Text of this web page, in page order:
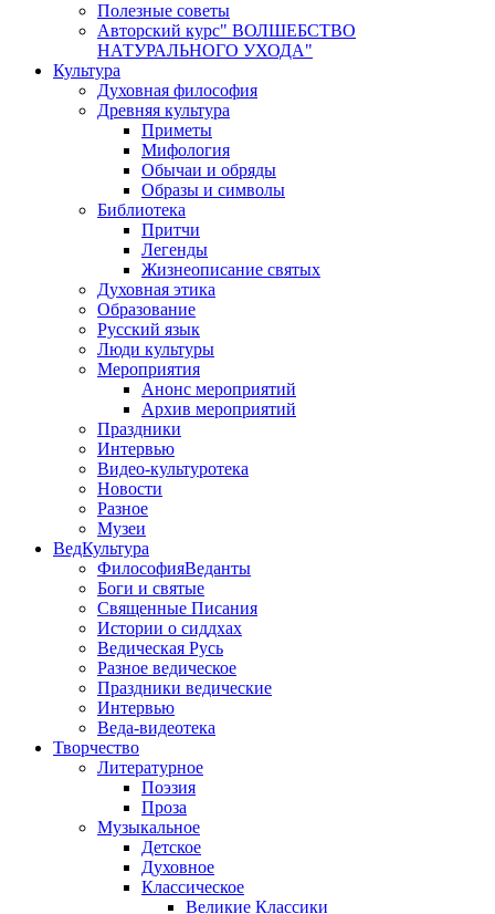
Полезные советы
Авторский курс" ВОЛШЕБСТВО
НАТУРАЛЬНОГО УХОДА"
Культура
Духовная философия
Древняя культура
Приметы
Мифология
Обычаи и обряды
Образы и символы
Библиотека
Притчи
Легенды
Жизнеописание святых
Духовная этика
Образование
Русский язык
Люди культуры
Мероприятия
Анонс мероприятий
Архив мероприятий
Праздники
Интервью
Видео-культуротека
Новости
Разное
Музеи
ВедКультура
ФилософияВеданты
Боги и святые
Священные Писания
Истории о сиддхах
Ведическая Русь
Разное ведическое
Праздники ведические
Интервью
Веда-видеотека
Творчество
Литературное
Поэзия
Проза
Музыкальное
Детское
Духовное
Классическое
Великие Классики